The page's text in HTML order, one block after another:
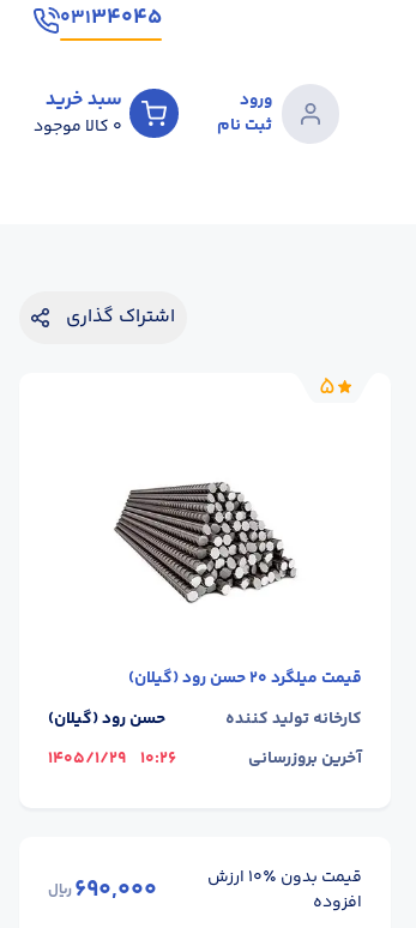
۳۴۰۴۵۰۳۱
ورود
ثبت نام
سبد خرید
0 کالا موجود
اشتراک گذاری
5
قیمت میلگرد 20 حسن رود (گیلان)
کارخانه تولید کننده
حسن رود (گیلان)
آخرین بروزرسانی
10:26
1405/1/29
قیمت بدون ٪۱۰ ارزش
افزوده
690,000ریال